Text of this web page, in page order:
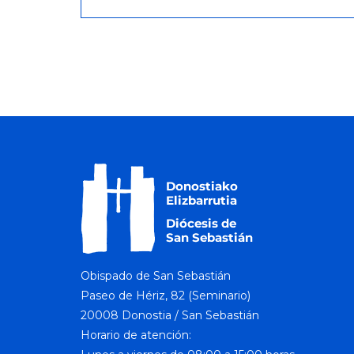
Obispado de San Sebastián
Paseo de Hériz, 82 (Seminario)
20008 Donostia / San Sebastián
Horario de atención: